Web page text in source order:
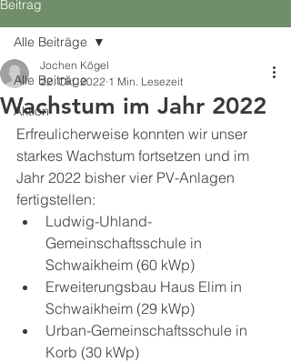
Beitrag
Alle Beiträge
Aktion
Alle Beiträge
Wachstum im Jahr 2022
Jochen Kögel
22. Okt. 2022 1 Min. Lesezeit
Erfreulicherweise konnten wir unser
starkes Wachstum fortsetzen und im
Jahr 2022 bisher vier PV-Anlagen
fertigstellen:
Ludwig-Uhland-
Gemeinschaftsschule in
Schwaikheim (60 kWp)
Erweiterungsbau Haus Elim in
Schwaikheim (29 kWp)
Urban-Gemeinschaftsschule in
Korb (30 kWp)